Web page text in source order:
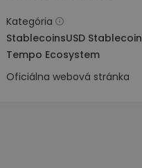
Kategória
StablecoinsUSD Stablecoin
Tempo Ecosystem
Oficiálna webová stránka